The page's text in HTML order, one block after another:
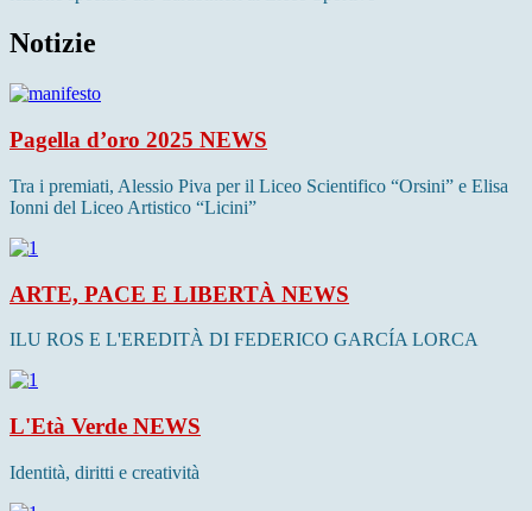
Notizie
Pagella d’oro 2025 NEWS
Tra i premiati, Alessio Piva per il Liceo Scientifico “Orsini” e Elisa
Ionni del Liceo Artistico “Licini”
ARTE, PACE E LIBERTÀ NEWS
ILU ROS E L'EREDITÀ DI FEDERICO GARCÍA LORCA
L'Età Verde NEWS
Identità, diritti e creatività